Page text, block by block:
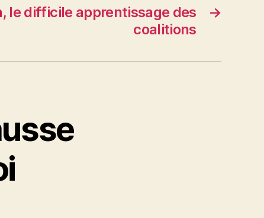
→
le difficile apprentissage des
coalitions